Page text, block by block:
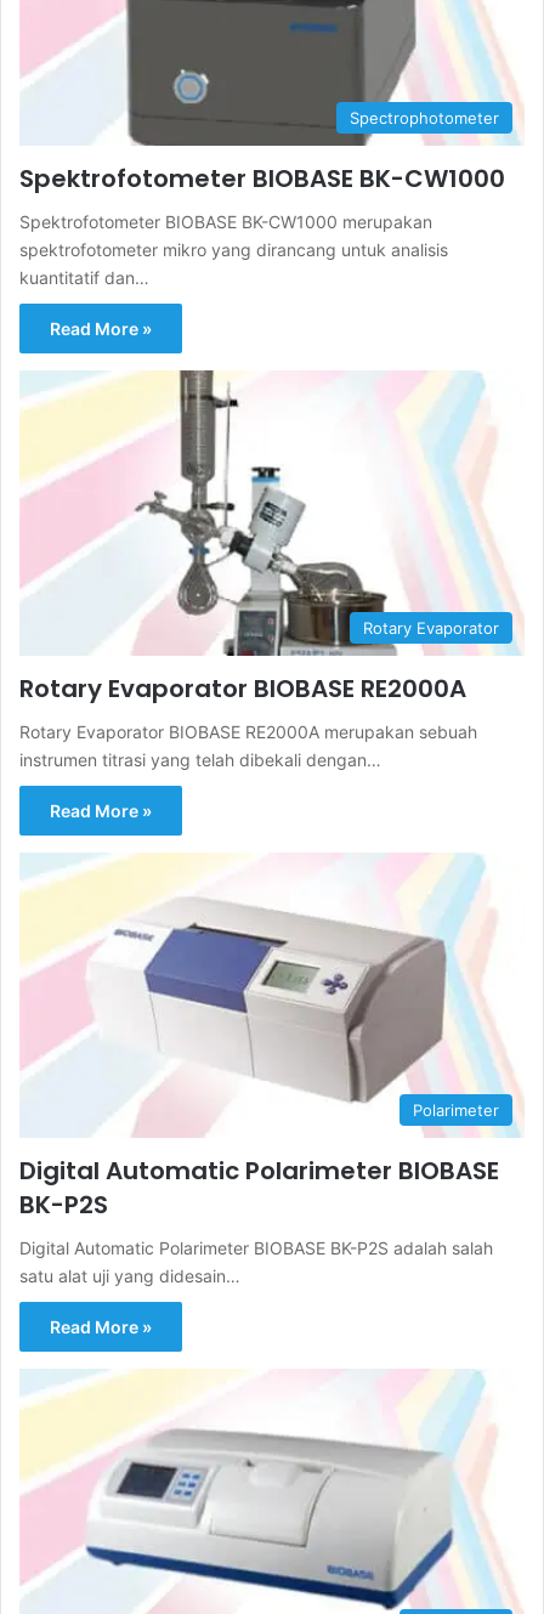
Spectrophotometer
Spektrofotometer BIOBASE BK-CW1000
Spektrofotometer BIOBASE BK-CW1000 merupakan
spektrofotometer mikro yang dirancang untuk analisis
kuantitatif dan…
Read More »
Rotary Evaporator
Rotary Evaporator BIOBASE RE2000A
Rotary Evaporator BIOBASE RE2000A merupakan sebuah
instrumen titrasi yang telah dibekali dengan…
Read More »
Polarimeter
Digital Automatic Polarimeter BIOBASE
BK-P2S
Digital Automatic Polarimeter BIOBASE BK-P2S adalah salah
satu alat uji yang didesain…
Read More »